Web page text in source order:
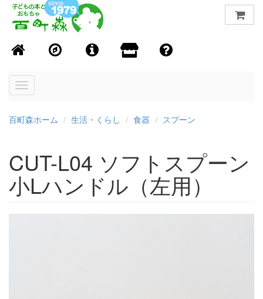
Toggle
百町森ホーム 生活・くらし 食器 スプーン
CUT-L04 ソフトスプーン
小Lハンドル（左用）